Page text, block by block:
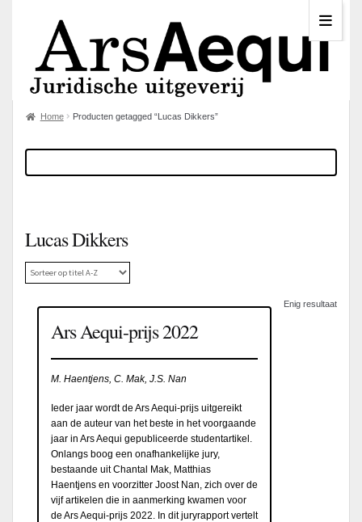
Home Producten getagged “Lucas Dikkers”
Lucas Dikkers
Enig resultaat
Ars Aequi-prijs 2022
M. Haentjens, C. Mak, J.S. Nan
Ieder jaar wordt de Ars Aequi-prijs uitgereikt
aan de auteur van het beste in het voorgaande
jaar in Ars Aequi gepubliceerde studentartikel.
Onlangs boog een onafhankelijke jury,
bestaande uit Chantal Mak, Matthias
Haentjens en voorzitter Joost Nan, zich over de
vijf artikelen die in aanmerking kwamen voor
de Ars Aequi-prijs 2022. In dit juryrapport vertelt